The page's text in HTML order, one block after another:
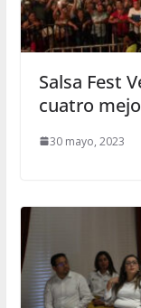
Salsa Fest
cuatro
30 mayo, 2023